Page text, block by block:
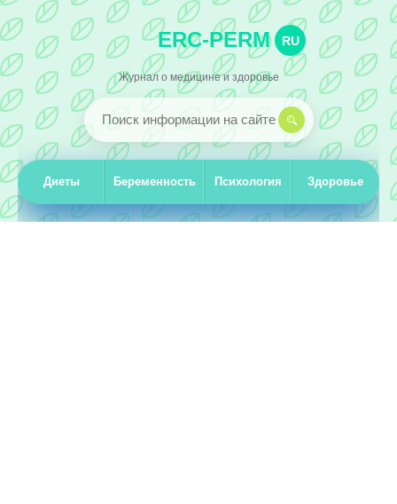
ERC-PERM RU
Журнал о медицине и здоровье
Диеты Беременность Психология Здоровье